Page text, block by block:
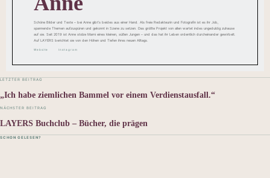
Schöne Bilder und Texte – bei Anne gibt’s beides aus einer Hand. Als freie Redakteurin und Fotografin ist es ihr Job,
spannende Themen aufzuspüren und gekonnt in Szene zu setzen. Das größte Projekt von allen wartet indes ungeduldig zuhause
auf sie. Seit 2019 ist Anne stolze Mami eines kleinen, süßen Jungen – und das hat ihr Leben ordentlich durcheinander gewirbelt.
Auf LAYERS berichtet sie von den Höhen und Tiefen ihres neuen Alltags.
Website Instagram
LETZTER BEITRAG
„Ich habe ziemlichen Bammel vor einem Verdienstausfall.“
NÄCHSTER BEITRAG
LAYERS Buchclub – Bücher, die prägen
SCHON GELESEN?